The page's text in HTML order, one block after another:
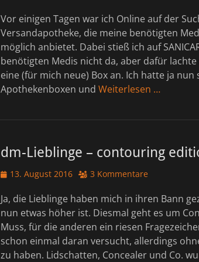
Vor einigen Tagen war ich Online auf der
Versandapotheke, die meine benötigten
möglich anbietet. Dabei stieß ich auf
benötigten Medis nicht da, aber dafür
eine (für mich neue) Box an. Ich hatte ja nun
Apothekenboxen und Weiterlesen …
dm-Lieblinge – contouring
Veröffentlicht
13. August 2016 3 Kommentare
Ja, die Lieblinge haben mich in ihren Bann
nun etwas höher ist. Diesmal geht es um
Muss, für die anderen ein riesen
schon einmal daran versucht, allerdings
zu haben. Lidschatten, Concealer und Co.